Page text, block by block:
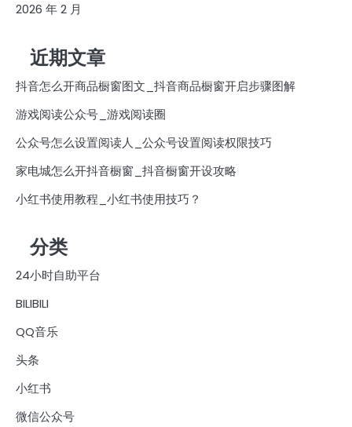
2026 年 2 月
近期文章
抖音怎么开商品橱窗图文_抖音商品橱窗开启步骤图解
游戏阅读公众号_游戏阅读圈
公众号怎么设置阅读人_公众号设置阅读权限技巧
家电城怎么开抖音橱窗_抖音橱窗开设攻略
小红书使用教程_小红书使用技巧？
分类
24小时自助平台
BILIBILI
QQ音乐
头条
小红书
微信公众号